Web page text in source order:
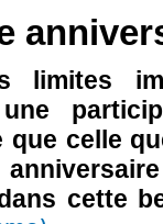
limites
une
que celle
cette